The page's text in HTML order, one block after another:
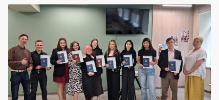
Колледж ветеринарной медицины и